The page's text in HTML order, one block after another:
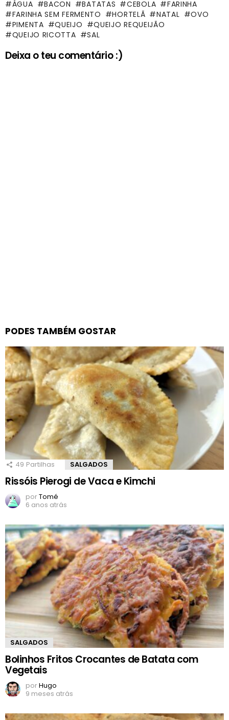
ÁGUA BACON BATATAS CEBOLA
FARINHA
FARINHA SEM FERMENTO
HORTELÃ NATAL
OVO
PIMENTA
QUEIJO
QUEIJO REQUEIJÃO
QUEIJO RICOTTA
SAL
Deixa o teu comentário :)
PODES TAMBÉM GOSTAR
49 Partilhas SALGADOS
Rissóis Pierogi de Vaca e Kimchi
porTomé
6 anos atrás
SALGADOS
Bolinhos Fritos Crocantes de Batata com
Vegetais
porHugo
9 meses atrás